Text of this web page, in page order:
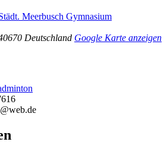
Meerbusch Gymnasium
Deutschland Google Karte anzeigen